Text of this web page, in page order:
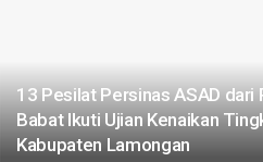
13 Pesilat Persinas ASAD dari
Babat Ikuti Ujian Kenaikan
Kabupaten Lamongan